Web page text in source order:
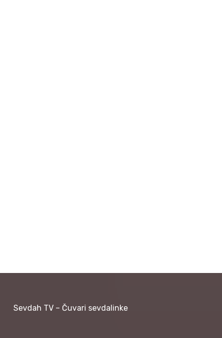
Sevdah TV – Čuvari sevdalinke